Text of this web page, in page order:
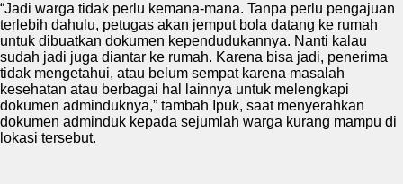
“Jadi warga tidak perlu kemana-mana. Tanpa perlu pengajuan
terlebih dahulu, petugas akan jemput bola datang ke rumah
untuk dibuatkan dokumen kependudukannya. Nanti kalau
sudah jadi juga diantar ke rumah. Karena bisa jadi, penerima
tidak mengetahui, atau belum sempat karena masalah
kesehatan atau berbagai hal lainnya untuk melengkapi
dokumen adminduknya,” tambah Ipuk, saat menyerahkan
dokumen adminduk kepada sejumlah warga kurang mampu di
lokasi tersebut.